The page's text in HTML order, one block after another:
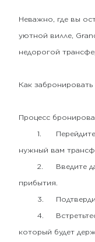
Неважно, где вы
уютной вилле,
недорогой
Как забронировать
Процесс
1.
нужный вам
2.
Введите
прибытия.
3.
4.
который будет